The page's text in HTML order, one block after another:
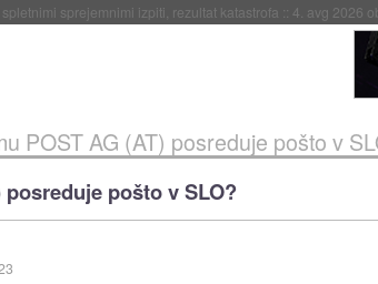
svojo raketo za večkratno uporabo::4. avg 2026 ob
POST AG (AT) posreduje pošto v
posreduje pošto v SLO?